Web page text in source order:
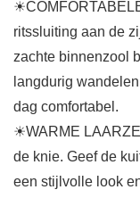
ritssluiting aan de
zachte binnenzool
langdurig
dag comfortabel.
☀WARME
de knie. Geef de
een stijlvolle look